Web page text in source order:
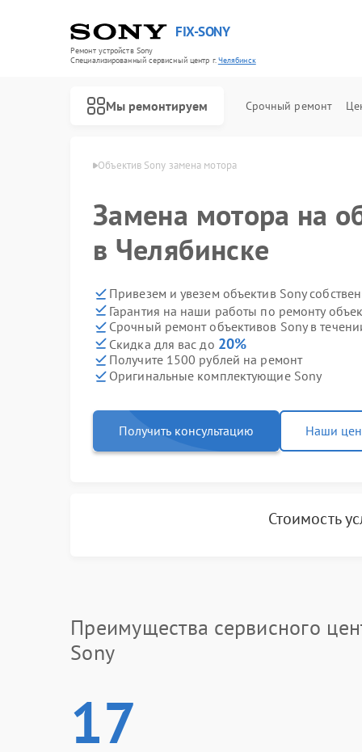
FIX-SONY
Ремонт устройств Sony
Специализированный cервисный центр г.Челябинск
Мы ремонтируем Срочный ремонт
Sony в Челябинске Объектив Sony замена мотора
Замена мотора на
в Челябинске
Привезем и увезем объектив Sony
Гарантия на наши работы по ремонту
Срочный ремонт объективов Sony в
Скидка для вас до 20%
Получите 1500 рублей на ремонт
Оригинальные комплектующие Sony
Получить консультацию Наши
Стоимость
Преимущества сервисного
Sony
17